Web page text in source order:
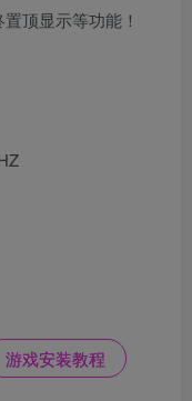
顶显示等功能！
游戏安装教程